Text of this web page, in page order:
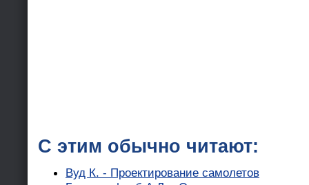
С этим обычно читают:
Вуд К. - Проектирование самолетов